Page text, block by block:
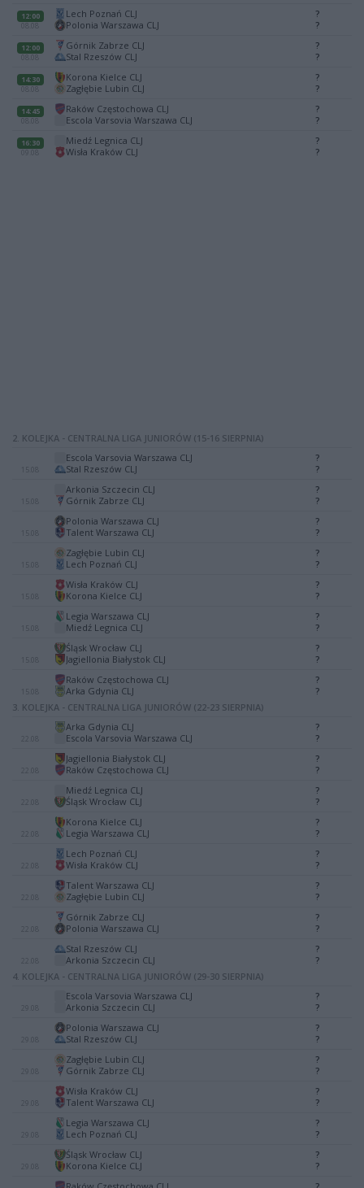
12:00
08.08
Lech Poznań CLJ
Polonia Warszawa CLJ
?
?
12:00
08.08
Górnik Zabrze CLJ
Stal Rzeszów CLJ
?
?
14:30
08.08
Korona Kielce CLJ
Zagłębie Lubin CLJ
?
?
14:45
08.08
Raków Częstochowa CLJ
Escola Varsovia Warszawa CLJ
?
?
16:30
09.08
Miedź Legnica CLJ
Wisła Kraków CLJ
?
?
2. KOLEJKA - CENTRALNA LIGA JUNIORÓW (15-16 SIERPNIA)
Escola Varsovia Warszawa CLJ
Stal Rzeszów CLJ
?
?
Arkonia Szczecin CLJ
Górnik Zabrze CLJ
?
?
Polonia Warszawa CLJ
Talent Warszawa CLJ
?
?
Zagłębie Lubin CLJ
Lech Poznań CLJ
?
?
Wisła Kraków CLJ
Korona Kielce CLJ
?
?
Legia Warszawa CLJ
Miedź Legnica CLJ
?
?
Śląsk Wrocław CLJ
Jagiellonia Białystok CLJ
?
?
Raków Częstochowa CLJ
Arka Gdynia CLJ
?
?
3. KOLEJKA - CENTRALNA LIGA JUNIORÓW (22-23 SIERPNIA)
Arka Gdynia CLJ
Escola Varsovia Warszawa CLJ
?
?
Jagiellonia Białystok CLJ
Raków Częstochowa CLJ
?
?
Miedź Legnica CLJ
Śląsk Wrocław CLJ
?
?
Korona Kielce CLJ
Legia Warszawa CLJ
?
?
Lech Poznań CLJ
Wisła Kraków CLJ
?
?
Talent Warszawa CLJ
Zagłębie Lubin CLJ
?
?
Górnik Zabrze CLJ
Polonia Warszawa CLJ
?
?
Stal Rzeszów CLJ
Arkonia Szczecin CLJ
?
?
4. KOLEJKA - CENTRALNA LIGA JUNIORÓW (29-30 SIERPNIA)
Escola Varsovia Warszawa CLJ
Arkonia Szczecin CLJ
?
?
Polonia Warszawa CLJ
Stal Rzeszów CLJ
?
?
Zagłębie Lubin CLJ
Górnik Zabrze CLJ
?
?
Wisła Kraków CLJ
Talent Warszawa CLJ
?
?
Legia Warszawa CLJ
Lech Poznań CLJ
?
?
Śląsk Wrocław CLJ
Korona Kielce CLJ
?
?